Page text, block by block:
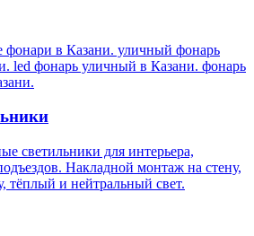
фонари в Казани. уличный фонарь
led фонарь уличный в Казани. фонарь
.
светильники для интерьера,
Накладной монтаж на стену,
тёплый и нейтральный свет.